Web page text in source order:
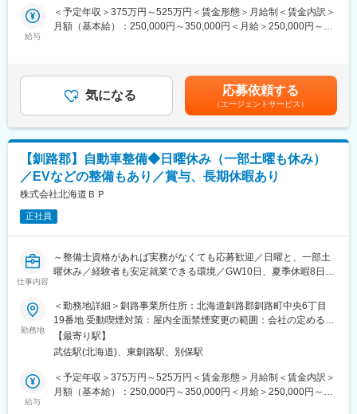
男性：5名 女性：4名 合計：9名（うち4名東京在籍）
新規ビジネスに最前線で参加いただきます。幅広い業務を大きな
裁量持って行うことができます。
これから大きく伸長する領域で、事業拡大のメンバーとして参画
いただきます
【入社後の流れ】
Step1：まずは事業内容の理解や、現在富良野で運営している物件
（栞FURANO）の運営管理から始めていただきます。
Step2：富良野や旭川での新規の物件開拓にもチャレンジしていた
だきます。チームで相談しながら業務を進めていただけるので、
変更の範囲：会社の定める業務
■業務内容：
【経験者の方】
・車両の日常点検、定期点検、車検整備
・故障診断、トラブルシューティング、修理作業全般
・エンジン、ミッション、足回りなどの分解整備
・最新車両（ハイブリッド、EVなど）の整備、診断
・必要に応じて、若手整備士への指導・育成
【実務未経験の方】
先輩整備士の指導のもと、簡単な作業からスタートし、徐々に専
門的な技術を習得していきます。
・洗車、清掃、車両の移動、片付けなどの補助業務
・工具の準備や整備作業のサポート
・オイル交換、タイヤ交換など、基本的なメンテナンス作業の習
・分解・組付け作業の補助など
■業務の魅力：
◎未経験者でも先輩社員の丁寧な指導のもと、確かな技術を身に
◎日々、車両の整備・点検業務を通じて、お客様の安心と安全を
守る誇りを持てるやりがいのある仕事です。
給与
＜予定年収＞375万円～525万円＜賃金形態＞月給制＜賃金内訳＞
月額（基本給）：250,000円～350,000円＜月給＞250,000円～
目安の金額であり、選考を通じて上下する可能性があります。月
給(月額)は固定手当を含めた表記です。
気になる 応募依頼する
（エージェントサービス）
【釧路郡】自動車整備◆日曜休み（一部土曜も休み）
／EVなどの整備もあり／賞与、長期休暇あり
株式会社北海道ＢＰ
正社員
仕事内容
～整備士資格があれば実務がなくても応募歓迎／日曜と、一部土
曜休み／経験者も安定就業できる環境／GW10日、夏季休暇8日、
■概要：
釧路事業所（2025年12月オープン）の自動車整備工場において、
経験やスキルに応じて以下の業務を担当していただきます。
■業務内容：
・車両の日常点検・定期点検・車検整備
勤務地
＜勤務地詳細＞釧路事業所住所：北海道釧路郡釧路町中央6丁目
19番地 受動喫煙対策：屋内全面禁煙変更の範囲：会社の定める事
業所
【最寄り駅】
武佐駅(北海道)、東釧路駅、別保駅
給与
＜予定年収＞375万円～525万円＜賃金形態＞月給制＜賃金内訳＞
月額（基本給）：250,000円～350,000円＜月給＞250,000円～